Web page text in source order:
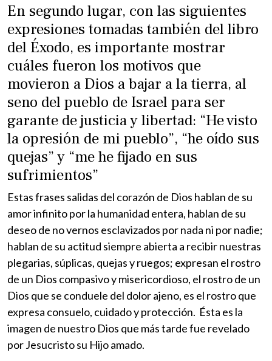
En segundo lugar, con las siguientes
expresiones tomadas también del libro
del Éxodo, es importante mostrar
cuáles fueron los motivos que
movieron a Dios a bajar a la tierra, al
seno del pueblo de Israel para ser
garante de justicia y libertad: “He visto
la opresión de mi pueblo”, “he oído sus
quejas” y “me he fijado en sus
sufrimientos”
Estas frases salidas del corazón de Dios hablan de su
amor infinito por la humanidad entera, hablan de su
deseo de no vernos esclavizados por nada ni por nadie;
hablan de su actitud siempre abierta a recibir nuestras
plegarias, súplicas, quejas y ruegos; expresan el rostro
de un Dios compasivo y misericordioso, el rostro de un
Dios que se conduele del dolor ajeno, es el rostro que
expresa consuelo, cuidado y protección. Ésta es la
imagen de nuestro Dios que más tarde fue revelado
por Jesucristo su Hijo amado.